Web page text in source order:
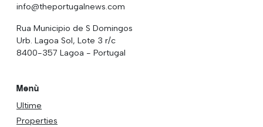
info@theportugalnews.com
Rua Municipio de S Domingos
Urb. Lagoa Sol, Lote 3 r/c
8400-357 Lagoa - Portugal
Menù
Ultime
Properties